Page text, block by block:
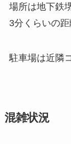
場所は地下鉄
3分くらいの距
駐車場は近隣
混雑状況